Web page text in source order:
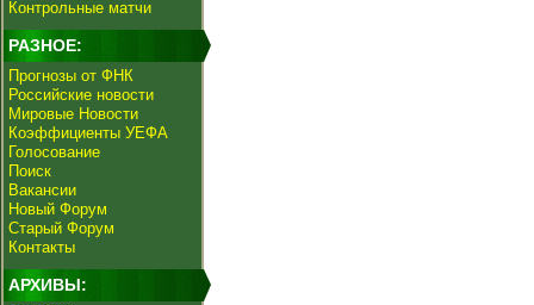
Контрольные матчи
РАЗНОЕ:
Прогнозы от ФНК
Российские новости
Мировые Новости
Коэффициенты УЕФА
Голосование
Поиск
Вакансии
Новый Форум
Старый Форум
Контакты
АРХИВЫ: